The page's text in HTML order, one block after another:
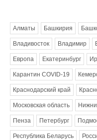
Алматы Башкирия
Владивосток Владимир
Европа Екатеринбург
Карантин COVID-19
Краснодарский край
Московская область
Пенза Петербург
Республика Беларусь